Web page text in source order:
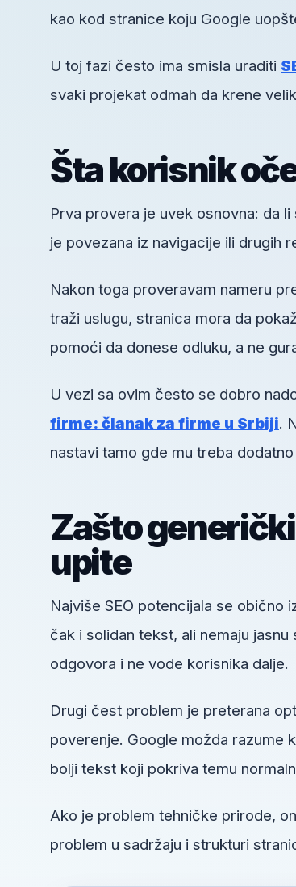
kao kod stranice koju Google
U toj fazi često ima smisla uraditi
svaki projekat odmah da krene
Šta korisnik
Prva provera je uvek osnovna: da
je povezana iz navigacije ili drugih
Nakon toga proveravam nameru
traži uslugu, stranica mora da
pomoći da donese odluku, a ne
U vezi sa ovim često se dobro
firme: članak za firme u Srbiji.
nastavi tamo gde mu treba
Zašto
upite
Najviše SEO potencijala se obično
čak i solidan tekst, ali nemaju
odgovora i ne vode korisnika dalje.
Drugi čest problem je preterana
poverenje. Google možda razume
bolji tekst koji pokriva temu
Ako je problem tehničke prirode,
problem u sadržaju i strukturi